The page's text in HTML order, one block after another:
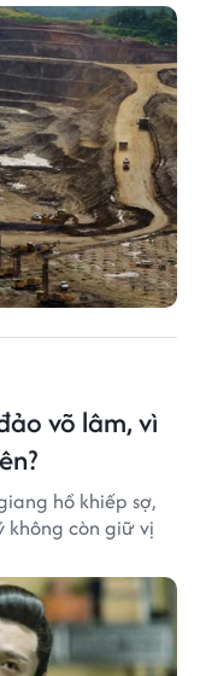
võ lâm, vì
hồ khiếp sợ,
không còn giữ vị